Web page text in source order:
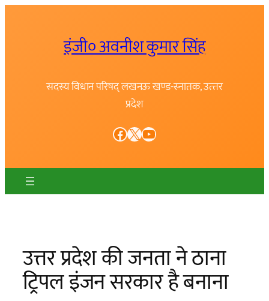
इंजी० अवनीश कुमार सिंह
सदस्य विधान परिषद् लखनऊ खण्ड-स्नातक, उत्त्तर
प्रदेश
Facebook X YouTube
उत्तर प्रदेश की जनता ने ठाना
ट्रिपल इंजन सरकार है बनाना